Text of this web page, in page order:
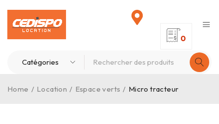
0
Home / Location / Espace verts / Micro tracteur